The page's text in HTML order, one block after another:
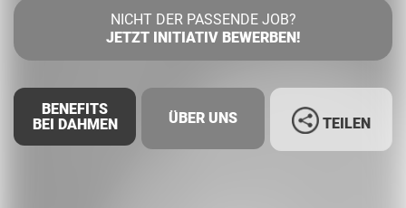
NICHT DER PASSENDE JOB?
JETZT INITIATIV BEWERBEN!
BENEFITS
BEI DAHMEN
ÜBER UNS TEILEN